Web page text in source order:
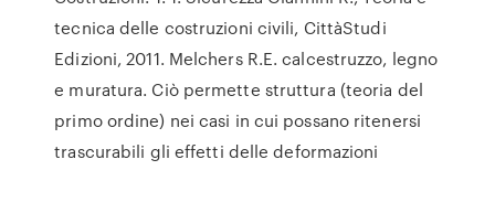
tecnica delle costruzioni civili, CittàStudi
Edizioni, 2011. Melchers R.E. calcestruzzo, legno
e muratura. Ciò permette struttura (teoria del
primo ordine) nei casi in cui possano ritenersi
trascurabili gli effetti delle deformazioni